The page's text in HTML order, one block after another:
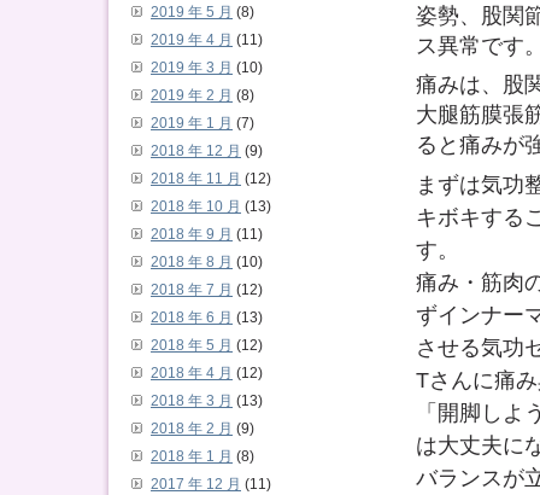
姿勢、股関
ス異常です
痛みは、股
大腿筋膜張
ると痛みが
まずは気功
キボキする
す。
痛み・筋肉
ずインナー
させる気功
Tさんに痛
「開脚し
は大丈夫に
バランスが
2019 年 5 月 (8)
2019 年 4 月 (11)
2019 年 3 月 (10)
2019 年 2 月 (8)
2019 年 1 月 (7)
2018 年 12 月 (9)
2018 年 11 月 (12)
2018 年 10 月 (13)
2018 年 9 月 (11)
2018 年 8 月 (10)
2018 年 7 月 (12)
2018 年 6 月 (13)
2018 年 5 月 (12)
2018 年 4 月 (12)
2018 年 3 月 (13)
2018 年 2 月 (9)
2018 年 1 月 (8)
2017 年 12 月 (11)